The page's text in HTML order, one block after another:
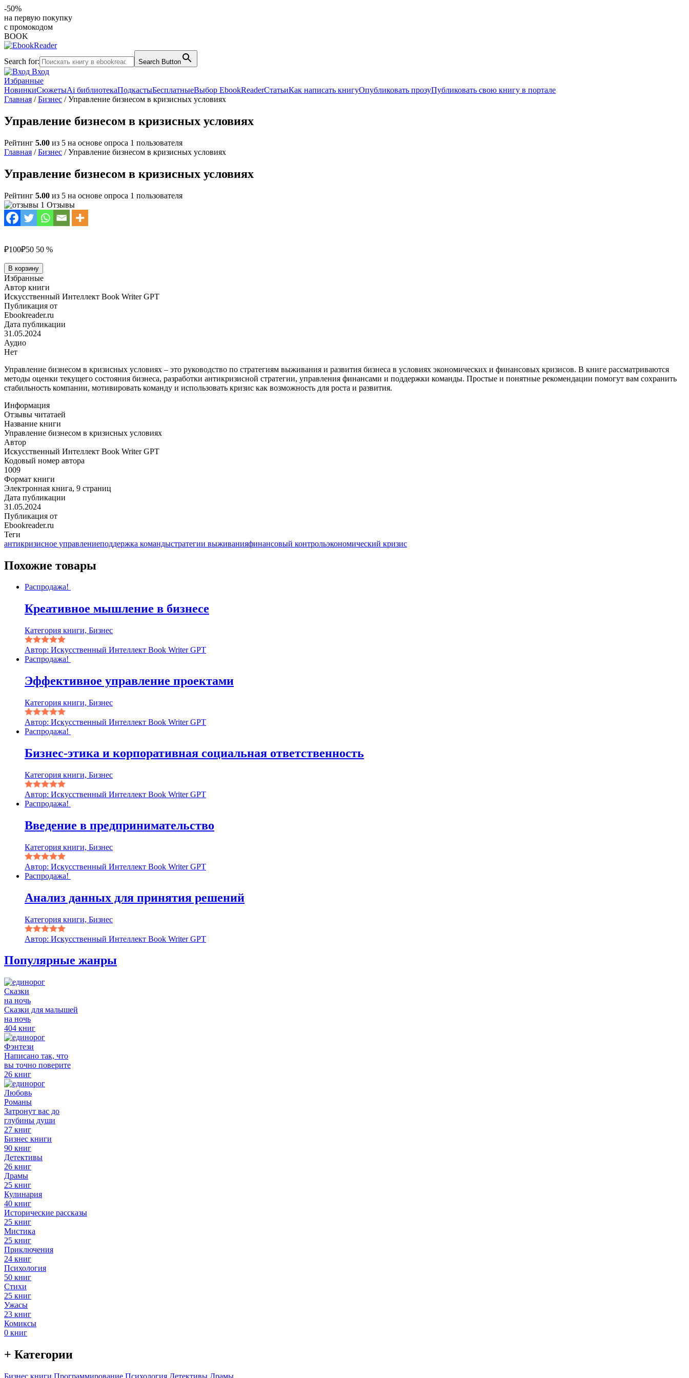
-50%
на первую покупку
с промокодом
BOOK
Search for: Search Button
Вход
Избранные
НовинкиСюжетыAi библиотекаПодкастыБесплатныеВыбор EbookReaderСтатьиКак написать книгуОпубликовать прозуПубликовать свою книгу в портале
Главная /Бизнес / Управление бизнесом в кризисных условиях
Управление бизнесом в кризисных условиях
Рейтинг 5.00 из 5 на основе опроса 1 пользователя
Главная /Бизнес / Управление бизнесом в кризисных условиях
Управление бизнесом в кризисных условиях
Рейтинг 5.00 из 5 на основе опроса 1 пользователя
1 Отзывы
₽100₽50 50 %
Количество
товара
Управление
бизнесом
в
кризисных
условиях
В корзину
Избранные
Автор книги
Искусственный Интеллект Book Writer GPT
Публикация от
Ebookreader.ru
Дата публикации
31.05.2024
Аудио
Нет
Управление бизнесом в кризисных условиях – это руководство по стратегиям выживания и развития бизнеса в условиях экономических и финансовых кризисов. В книге рассматриваются
методы оценки текущего состояния бизнеса, разработки антикризисной стратегии, управления финансами и поддержки команды. Простые и понятные рекомендации помогут вам сохранить
стабильность компании, мотивировать команду и использовать кризис как возможность для роста и развития.
Информация
Отзывы читатаей
Название книги
Управление бизнесом в кризисных условиях
Автор
Искусственный Интеллект Book Writer GPT
Кодовый номер автора
1009
Формат книги
Электронная книга, 9 страниц
Дата публикации
31.05.2024
Публикация от
Ebookreader.ru
Теги
антикризисное управлениеподдержка командыстратегии выживанияфинансовый контрольэкономический кризис
Похожие товары
Распродажа!
Креативное мышление в бизнесе
Категория книги, Бизнес
Автор: Искусственный Интеллект Book Writer GPT
Распродажа!
Эффективное управление проектами
Категория книги, Бизнес
Автор: Искусственный Интеллект Book Writer GPT
Распродажа!
Бизнес-этика и корпоративная социальная ответственность
Категория книги, Бизнес
Автор: Искусственный Интеллект Book Writer GPT
Распродажа!
Введение в предпринимательство
Категория книги, Бизнес
Автор: Искусственный Интеллект Book Writer GPT
Распродажа!
Анализ данных для принятия решений
Категория книги, Бизнес
Автор: Искусственный Интеллект Book Writer GPT
Популярные жанры
Сказки
на ночь
Сказки для малышей
на ночь
404 книг
Фэнтези
Написано так, что
вы точно поверите
26 книг
Любовь
Романы
Затронут вас до
глубины души
27 книг
Бизнес книги
90 книг
Детективы
26 книг
Драмы
25 книг
Кулинария
40 книг
Исторические рассказы
25 книг
Мистика
25 книг
Приключения
24 книг
Психология
50 книг
Стихи
25 книг
Ужасы
23 книг
Комиксы
0 книг
+ Категории